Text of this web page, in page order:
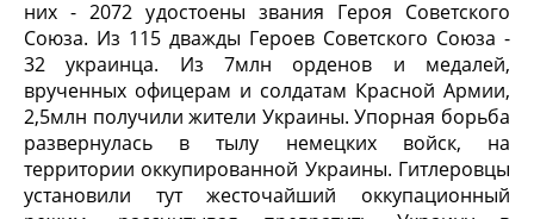
них - 2072 удостоены звания Героя Советского
Союза. Из 115 дважды Героев Советского Союза -
32 украинца. Из 7млн орденов и медалей,
врученных офицерам и солдатам Красной Армии,
2,5млн получили жители Украины. Упорная борьба
развернулась в тылу немецких войск, на
территории оккупированной Украины. Гитлеровцы
установили тут жесточайший оккупационный